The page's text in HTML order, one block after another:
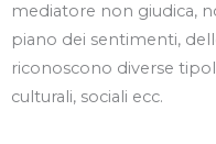
mediatore non giudica,
piano dei sentimenti,
riconoscono diverse
culturali, sociali ecc.